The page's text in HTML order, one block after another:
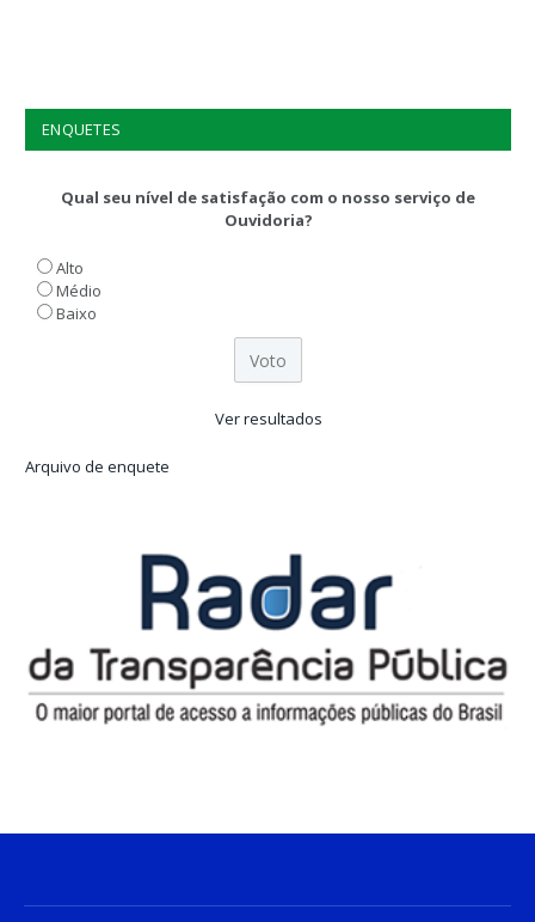
ENQUETES
Qual seu nível de satisfação com o nosso serviço de
Ouvidoria?
Alto
Médio
Baixo
Ver resultados
Arquivo de enquete